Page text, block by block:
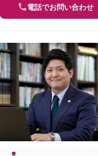
電話でお問い合わせ